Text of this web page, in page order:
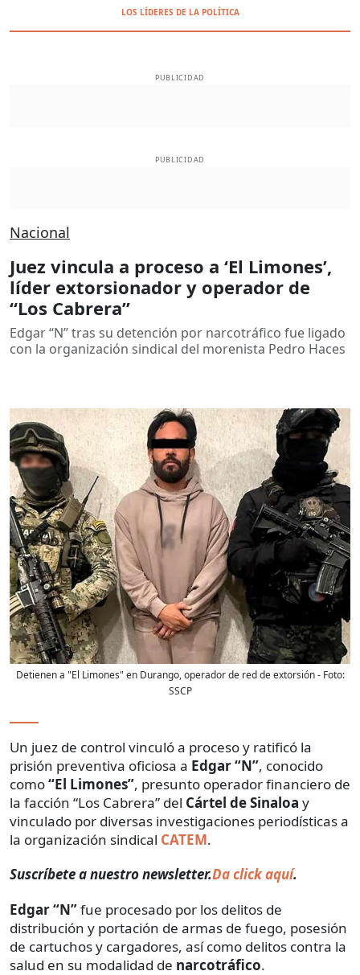
LOS LÍDERES DE LA POLÍTICA
PUBLICIDAD
PUBLICIDAD
Nacional
Juez vincula a proceso a ‘El Limones’,
líder extorsionador y operador de
“Los Cabrera”
Edgar “N” tras su detención por narcotráfico fue ligado
con la organización sindical del morenista Pedro Haces
Detienen a "El Limones" en Durango, operador de red de extorsión- Foto:
SSCP
Un juez de control vinculó a proceso y ratificó la
prisión preventiva oficiosa a Edgar “N”, conocido
como“El Limones”, presunto operador financiero de
la facción “Los Cabrera” del Cártel de Sinaloa y
vinculado por diversas investigaciones periodísticas a
la organización sindical CATEM.
Suscríbete a nuestro newsletter.Da click aquí.
Edgar “N”fue procesado por los delitos de
distribución y portación de armas de fuego, posesión
de cartuchos y cargadores, así como delitos contra la
salud en su modalidad de narcotráfico.